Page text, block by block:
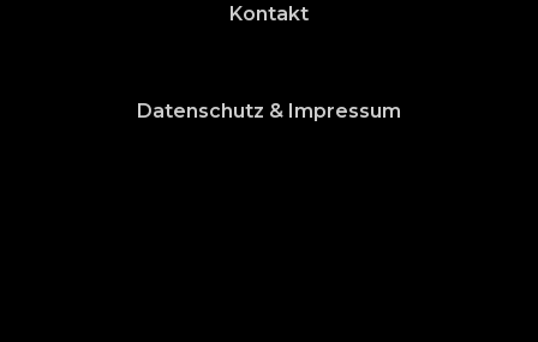
Kontakt
Datenschutz & Impressum